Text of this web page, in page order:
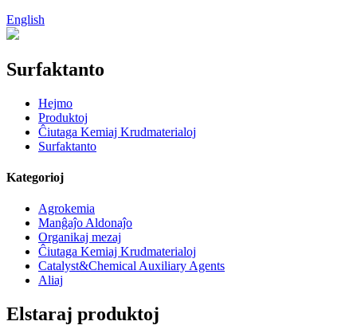
English
Surfaktanto
Hejmo
Produktoj
Ĉiutaga Kemiaj Krudmaterialoj
Surfaktanto
Kategorioj
Agrokemia
Manĝaĵo Aldonaĵo
Organikaj mezaj
Ĉiutaga Kemiaj Krudmaterialoj
Catalyst&Chemical Auxiliary Agents
Aliaj
Elstaraj produktoj